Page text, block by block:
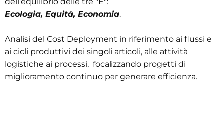
Ecologia, Equità, Economia.
Analisi del Cost Deployment in riferimento ai flussi e
ai cicli produttivi dei singoli articoli, alle attività
logistiche ai processi, focalizzando progetti di
miglioramento continuo per generare efficienza.